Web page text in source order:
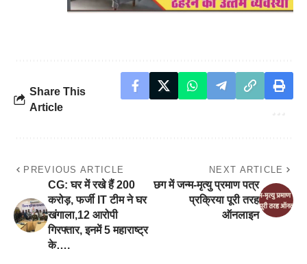
Share This
Article
PREVIOUS ARTICLE
CG: घर में रखे हैं 200
करोड़, फर्जी IT टीम ने घर
खंगाला,12 आरोपी
गिरफ्तार, इनमें 5 महाराष्ट्र
के….
NEXT ARTICLE
छग में जन्म-मृत्यु प्रमाण पत्र
प्रक्रिया पूरी तरह
ऑनलाइन